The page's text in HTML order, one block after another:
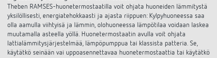
Theben RAMSES-huonetermostaatilla voit ohjata huoneiden lämmitystä
yksilöllisesti, energiatehokkaasti ja ajasta riippuen: Kylpyhuoneessa saa
olla aamulla viihtyisä ja lämmin, olohuoneessa lämpötilaa voidaan laskea
muutamalla asteella yöllä. Huonetermostaatin avulla voit ohjata
lattialämmitysjärjestelmää, lämpöpumppua tai klassista patteria. Se,
käytätkö seinään vai uppoasennettavaa huonetermostaattia tai käytätkö